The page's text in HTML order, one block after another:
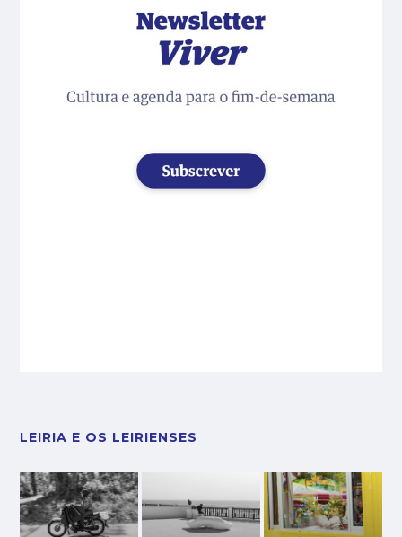
LEIRIA E OS LEIRIENSES